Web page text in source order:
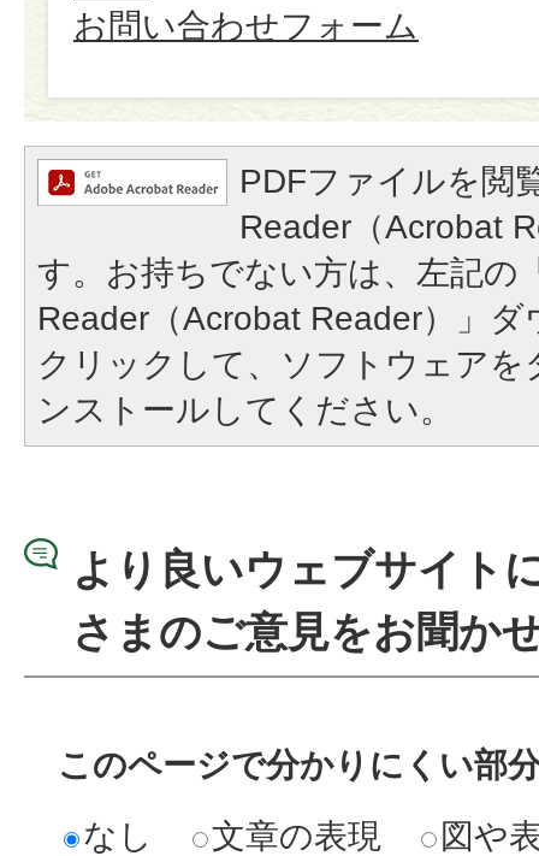
お問い合わせフォーム
PDFファイルを閲
Reader（Acrobat
す。お持ちでない方は、左記の
Reader（Acrobat Reader）」
クリックして、ソフトウェア
ンストールしてください。
より良いウェブサイト
さまのご意見をお聞か
このページで分かりにくい部
なし
文章の表現 図や